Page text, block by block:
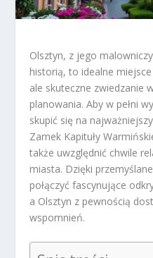
Olsztyn, z jego
historią, to idealne
ale skuteczne zwiedzanie
planowania. Aby w pełni
skupić się na
Zamek Kapituły
także uwzględnić chwile
miasta. Dzięki
połączyć fascynujące
a Olsztyn z pewnością
wspomnień.